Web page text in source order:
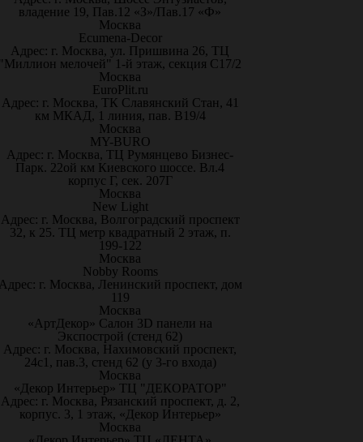
владение 19, Пав.12 «З»/Пав.17 «Ф»
Москва
Ecumena-Decor
Адрес: г. Москва, ул. Пришвина 26, ТЦ
мелочей" 1-й этаж, секция С17/2
Москва
EuroPlit.ru
Адрес: г. Москва, ТК Славянский Стан, 41
км МКАД, 1 линия, пав. В19/4
Москва
MY-BURO
Адрес: г. Москва, ТЦ Румянцево Бизнес-
Парк. 22ой км Киевского шоссе. Вл.4
корпус Г, сек. 207Г
Москва
New Light
Адрес: г. Москва, Волгоградский проспект
32, к 25. ТЦ метр квадратный 2 этаж, п.
199-122
Москва
Nobby Rooms
г. Москва, Ленинский проспект, дом
119
Москва
«АртДекор» Салон 3D панели на
Экспострой (стенд 62)
Адрес: г. Москва, Нахимовский проспект,
24с1, пав.3, стенд 62 (у 3-го входа)
Москва
«Декор Интерьер» ТЦ "ДЕКОРАТОР"
Адрес: г. Москва, Рязанский проспект, д. 2,
корпус. 3, 1 этаж, «Декор Интерьер»
Москва